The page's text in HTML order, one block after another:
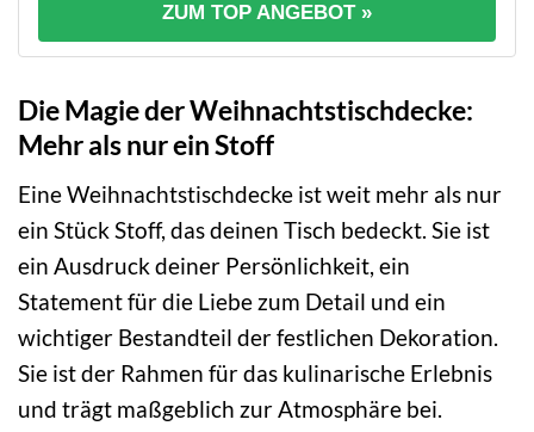
ZUM TOP ANGEBOT »
Die Magie der Weihnachtstischdecke:
Mehr als nur ein Stoff
Eine Weihnachtstischdecke ist weit mehr als nur
ein Stück Stoff, das deinen Tisch bedeckt. Sie ist
ein Ausdruck deiner Persönlichkeit, ein
Statement für die Liebe zum Detail und ein
wichtiger Bestandteil der festlichen Dekoration.
Sie ist der Rahmen für das kulinarische Erlebnis
und trägt maßgeblich zur Atmosphäre bei.